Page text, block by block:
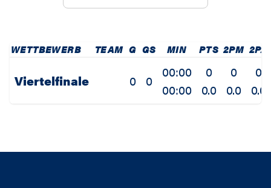
WETTBEWERB TEAM G GS MIN PTS 2PM 2PA
Viertelfinale 0 0
00:00
00:00
0
0.0
0
0.0
0
0.0